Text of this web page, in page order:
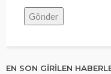
EN SON GIRILEN